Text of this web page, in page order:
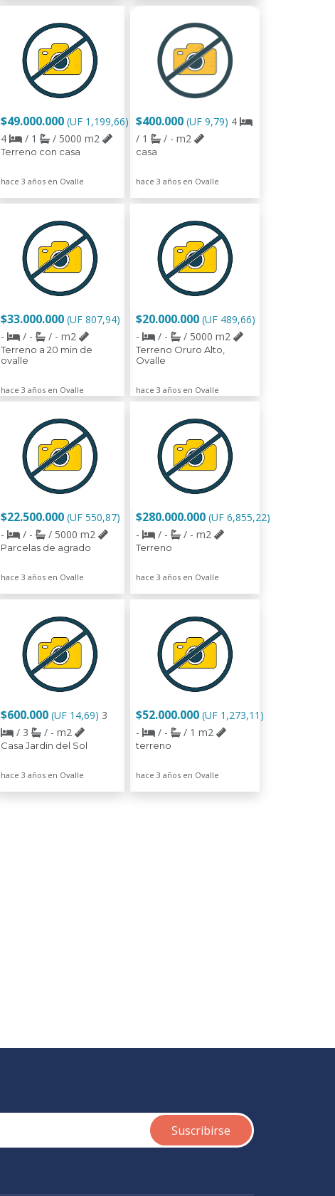
$49.000.000 (UF 1,199,66)
4
/ 1 / 5000 m2
Terreno con casa
hace 3 años en Ovalle
$400.000 (UF 9,79) 4
/ 1
/ - m2
casa
hace 3 años en Ovalle
$33.000.000 (UF 807,94)
-
/ - / - m2
Terreno a 20 min de
ovalle
hace 3 años en Ovalle
$20.000.000 (UF 489,66)
-
/ - / 5000 m2
Terreno Oruro Alto,
Ovalle
hace 3 años en Ovalle
$22.500.000 (UF 550,87)
-
/ - / 5000 m2
Parcelas de agrado
hace 3 años en Ovalle
$280.000.000 (UF 6,855,22)
-
/ - / - m2
Terreno
hace 3 años en Ovalle
$600.000 (UF 14,69) 3
/ 3
/ - m2
Casa Jardin del Sol
hace 3 años en Ovalle
$52.000.000 (UF 1,273,11)
-
/ - / 1 m2
terreno
hace 3 años en Ovalle